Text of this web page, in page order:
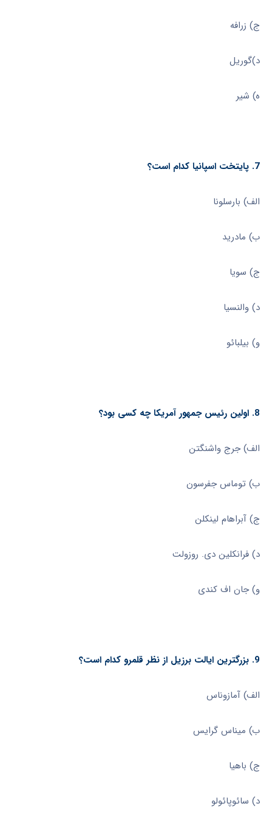
ج) زرافه
د)گوریل
ه) شیر
7. پایتخت اسپانیا کدام است؟
الف) بارسلونا
ب) مادرید
ج) سویا
د) والنسیا
و) بیلبائو
8. اولین رئیس جمهور آمریکا چه کسی بود؟
الف) جرج واشنگتن
ب) توماس جفرسون
ج) آبراهام لینکلن
د) فرانکلین دی. روزولت
و) جان اف کندی
9. بزرگترین ایالت برزیل از نظر قلمرو کدام است؟
الف) آمازوناس
ب) میناس گرایس
ج) باهیا
د) سائوپائولو